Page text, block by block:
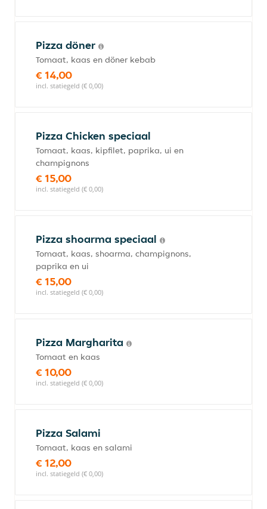
Pizza döner
Tomaat, kaas en döner kebab
€ 14,00
incl. statiegeld (€ 0,00)
Pizza Chicken speciaal
Tomaat, kaas, kipfilet, paprika, ui en
champignons
€ 15,00
incl. statiegeld (€ 0,00)
Pizza shoarma speciaal
Tomaat, kaas, shoarma, champignons,
paprika en ui
€ 15,00
incl. statiegeld (€ 0,00)
Pizza Margharita
Tomaat en kaas
€ 10,00
incl. statiegeld (€ 0,00)
Pizza Salami
Tomaat, kaas en salami
€ 12,00
incl. statiegeld (€ 0,00)